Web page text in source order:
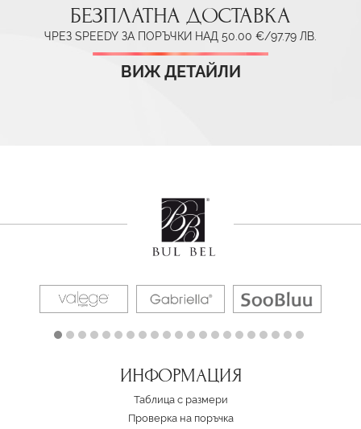
БЕЗПЛАТНА ДОСТАВКА
ЧРЕЗ SPEEDY ЗА ПОРЪЧКИ НАД 50.00 €/97.79 ЛВ.
ВИЖ ДЕТАЙЛИ
ИНФОРМАЦИЯ
Таблица с размери
Проверка на поръчка